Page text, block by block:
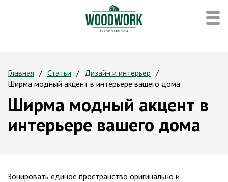
Главная Статьи
Дизайн и интерьер
Ширма модный акцент в интерьере вашего дома
Ширма модный акцент в
интерьере вашего дома
Зонировать единое пространство оригинально и